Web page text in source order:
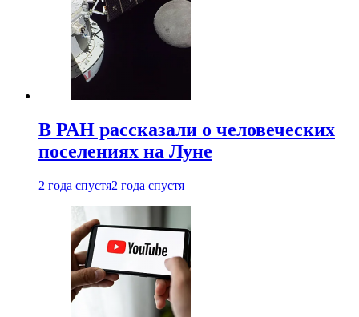
В РАН рассказали о человеческих
поселениях на Луне
2 года спустя2 года спустя